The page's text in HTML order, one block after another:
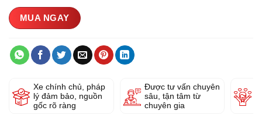
MUA NGAY
Xe chính chủ, pháp
lý đảm bảo, nguồn
gốc rõ ràng
Được tư vấn chuyên
sâu, tận tâm từ
chuyên gia